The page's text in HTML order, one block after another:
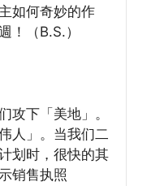
如何奇妙的作
！（B.S.）
下「美地」。
人」。当我们二
划时，很快的其
销售执照